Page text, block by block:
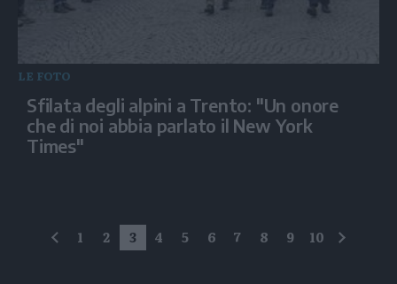
LE FOTO
Sfilata degli alpini a Trento: "Un onore
che di noi abbia parlato il New York
Times"
precedente
1 2 3 4 5 6 7 8 9 10